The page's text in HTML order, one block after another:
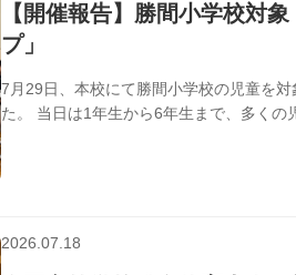
【開催報告】勝間小学校対
プ」
7月29日、本校にて勝間小学校の児童を
た。 当日は1年生から6年生まで、多くの
2026.07.18